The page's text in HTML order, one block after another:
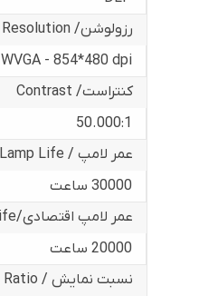
رزولوشن/ Resolution
WVGA - 854*480 dpi
کنتراست/ Contrast
50.000:1
عمر لامپ / Lamp Life
30000 ساعت
عمر لامپ اقتصادی/Eco Lamp Life
20000 ساعت
نسبت نمایش / Aspect Ratio